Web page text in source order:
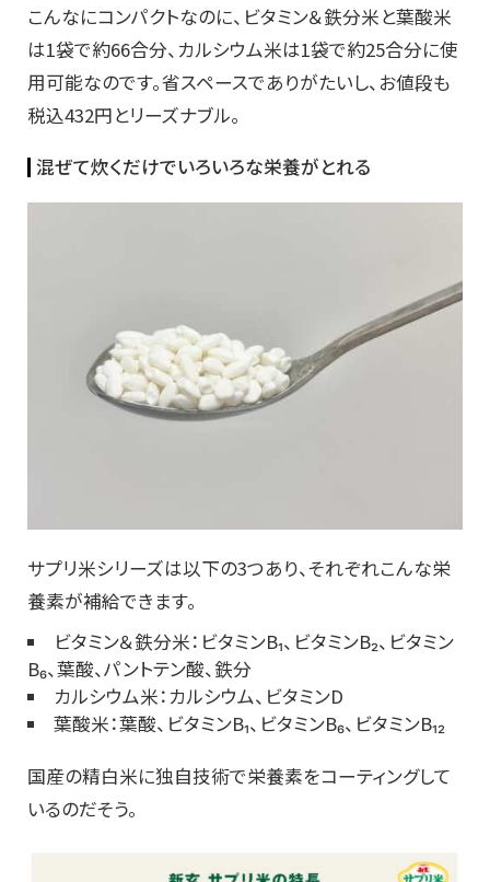
こんなにコンパクトなのに、ビタミン＆鉄分米と葉酸米
は1袋で約66合分、カルシウム米は1袋で約25合分に使
用可能なのです。省スペースでありがたいし、お値段も
税込432円とリーズナブル。
混ぜて炊くだけでいろいろな栄養がとれる
サプリ米シリーズは以下の3つあり、それぞれこんな栄
養素が補給できます。
ビタミン＆鉄分米：ビタミンB₁、ビタミンB₂、ビタミン
B₆、葉酸、パントテン酸、鉄分
カルシウム米：カルシウム、ビタミンD
葉酸米：葉酸、ビタミンB₁、ビタミンB₆、ビタミンB₁₂
国産の精白米に独自技術で栄養素をコーティングして
いるのだそう。